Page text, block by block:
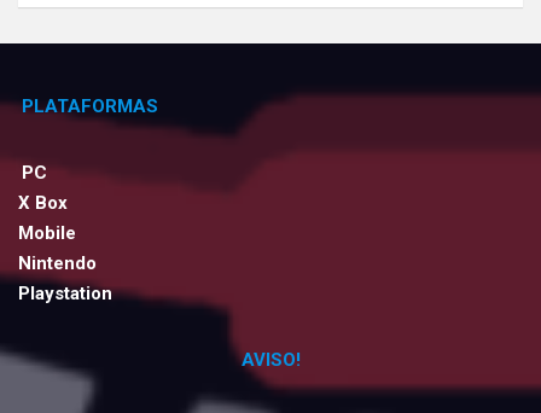
PLATAFORMAS
PC
X Box
Mobile
Nintendo
Playstation
AVISO!